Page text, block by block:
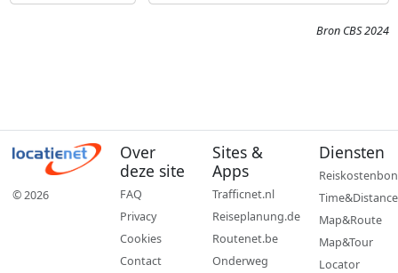
Bron CBS 2024
© 2026
Over
deze site
FAQ
Privacy
Cookies
Contact
Sites &
Apps
Trafficnet.nl
Reiseplanung.de
Routenet.be
Onderweg
Diensten
Reiskostenbon
Time&Distance
Map&Route
Map&Tour
Locator